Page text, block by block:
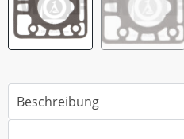
Beschreibung